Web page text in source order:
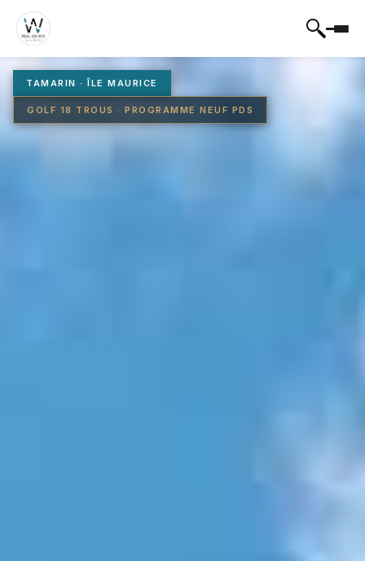
TAMARIN · ÎLE MAURICE
GOLF 18 TROUS · PROGRAMME NEUF PDS